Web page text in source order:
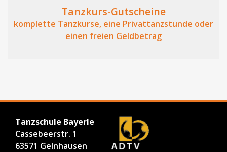
Tanzkurs-Gutscheine
komplette Tanzkurse, eine Privattanzstunde oder
einen freien Geldbetrag
Tanzschule Bayerle
Cassebeerstr. 1
63571 Gelnhausen